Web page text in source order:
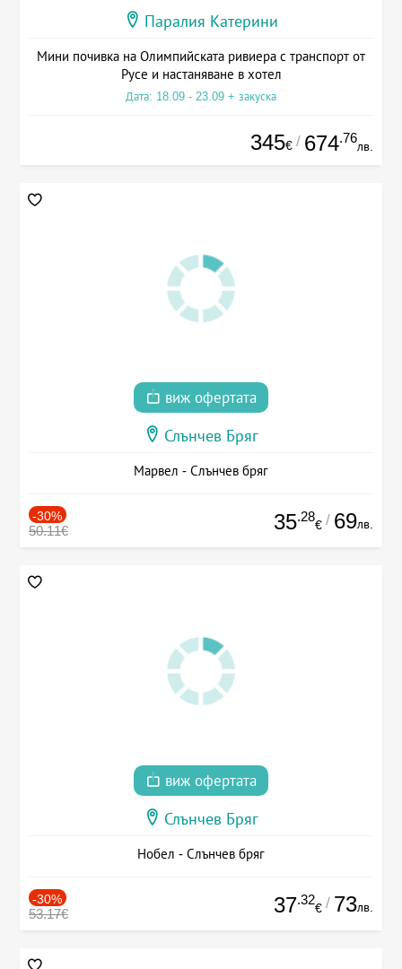
Паралия Катерини
Мини почивка на Олимпийската ривиера с транспорт от
Русе и настаняване в хотел
Дата: 18.09 - 23.09 + закуска
345€ / 674.76
лв.
виж офертата
Слънчев Бряг
Марвел - Слънчев бряг
-30%
50.11€ 35.28
€ / 69лв.
виж офертата
Слънчев Бряг
Нобел - Слънчев бряг
-30%
53.17€ 37.32
€ / 73лв.